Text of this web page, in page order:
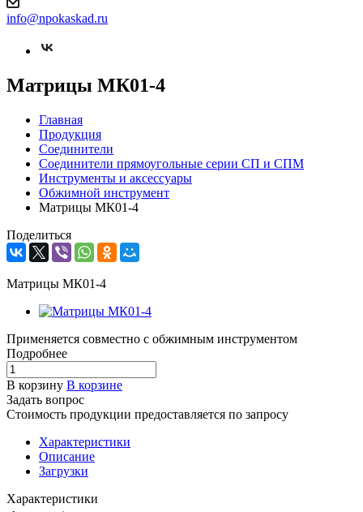
info@npokaskad.ru
Матрицы МК01-4
Главная
Продукция
Соединители
Соединители прямоугольные серии СП и СПМ
Инструменты и аксессуары
Обжимной инструмент
Матрицы МК01-4
Поделиться
Матрицы МК01-4
Применяется совместно с обжимным инструментом
Подробнее
В корзину В корзине
Задать вопрос
Стоимость продукции предоставляется по запросу
Характеристики
Описание
Загрузки
Характеристики